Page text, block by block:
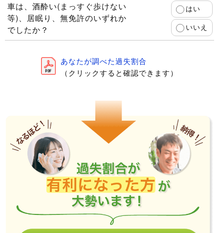
車は、酒酔い(まっすぐ歩けない
等)、居眠り、無免許のいずれか
でしたか？
はい
いいえ
あなたが調べた過失割合
（クリックすると確認できます）